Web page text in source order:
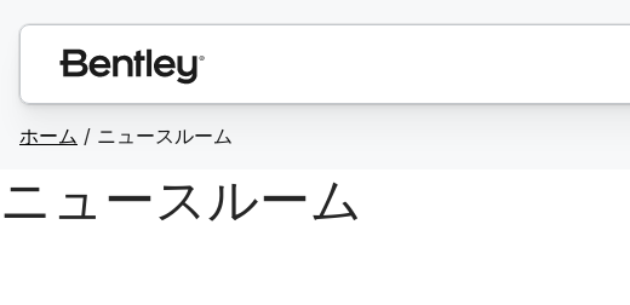
ホーム / ニュースルーム
ニュースルーム